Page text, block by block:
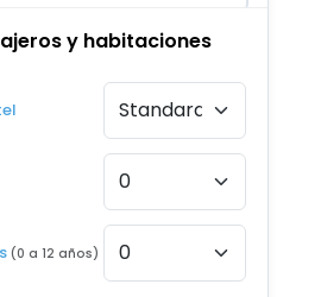
- 24 ENE 2027
FEB - 21 FEB 2027
FEB - 28 FEB 2027
y habitaciones
(0 a 12 años)